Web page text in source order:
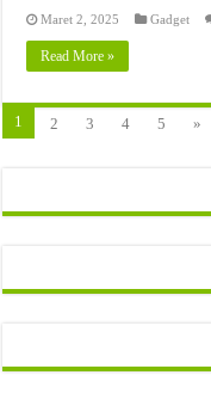
Maret 2, 2025 Gadget
Read More »
1 2 3 4 5 »